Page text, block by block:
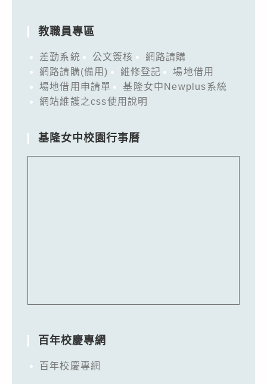
教職員專區
差勤系統 公文簽核
網路請購
網路請購(備用)
維修登記
場地借用
場地借用申請單
基隆女中Newplus系統
網站維護之css使用說明
基隆女中校園行事曆
百年校慶專網
百年校慶專網